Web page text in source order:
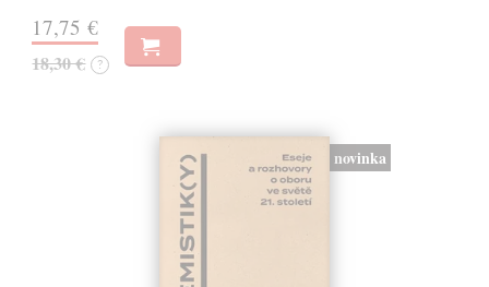
17,75 €
18,30 € ?
novinka